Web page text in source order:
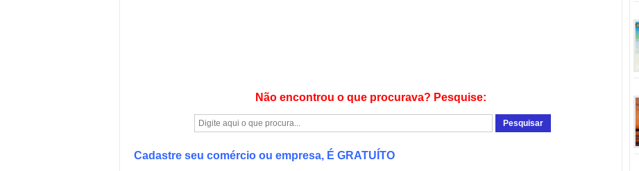
Não encontrou o que procurava? Pesquise:
Cadastre seu comércio ou empresa, É GRATUÍTO